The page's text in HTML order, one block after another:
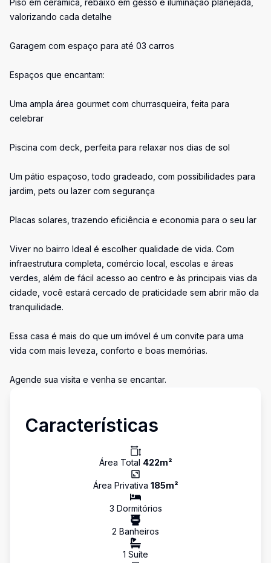
Piso em cerâmica, rebaixo em gesso e iluminação planejada,
valorizando cada detalhe
Garagem com espaço para até 03 carros
Espaços que encantam:
Uma ampla área gourmet com churrasqueira, feita para
celebrar
Piscina com deck, perfeita para relaxar nos dias de sol
Um pátio espaçoso, todo gradeado, com possibilidades para
jardim, pets ou lazer com segurança
Placas solares, trazendo eficiência e economia para o seu lar
Viver no bairro Ideal é escolher qualidade de vida. Com
infraestrutura completa, comércio local, escolas e áreas
verdes, além de fácil acesso ao centro e às principais vias da
cidade, você estará cercado de praticidade sem abrir mão da
tranquilidade.
Essa casa é mais do que um imóvel é um convite para uma
vida com mais leveza, conforto e boas memórias.
Agende sua visita e venha se encantar.
Características
Área Total 422m²
Área Privativa 185m²
3 Dormitórios
2 Banheiros
1 Suíte